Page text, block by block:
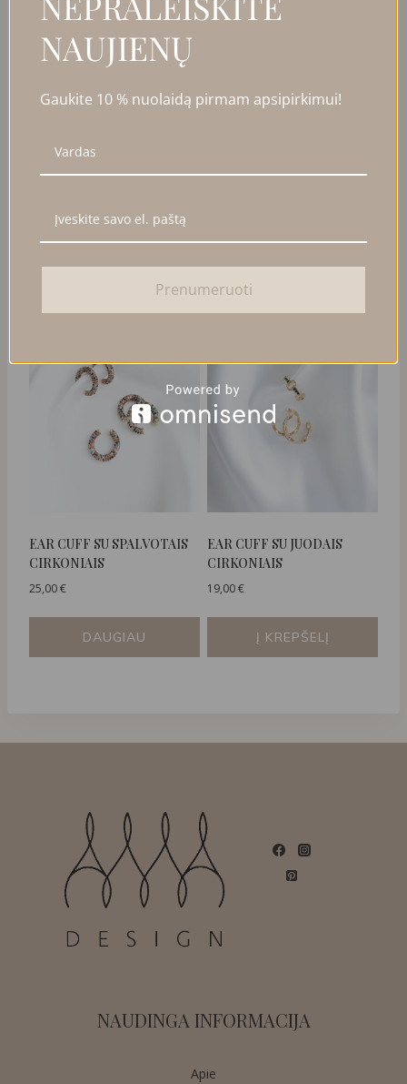
EAR CUFF SU BALTAIS
CIRKONIAIS
EAR CUFF
PARDUOTA
EAR CUFF SU SPALVOTAIS
CIRKONIAIS
25,00€
DAUGIAU
EAR CUFF SU JUODAIS
CIRKONIAIS
19,00€
Į KREPŠELĮ
NAUDINGA INFORMACIJA
Apie
NAUJIENŲ
Gaukite 10 % nuolaidą pirmam apsipirkimui!
Prenumeruoti